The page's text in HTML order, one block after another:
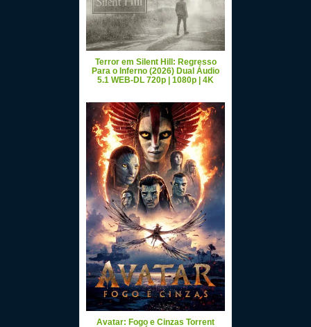
Terror em Silent Hill: Regresso
Para o Inferno (2026) Dual Áudio
5.1 WEB-DL 720p | 1080p | 4K
Avatar: Fogo e Cinzas Torrent